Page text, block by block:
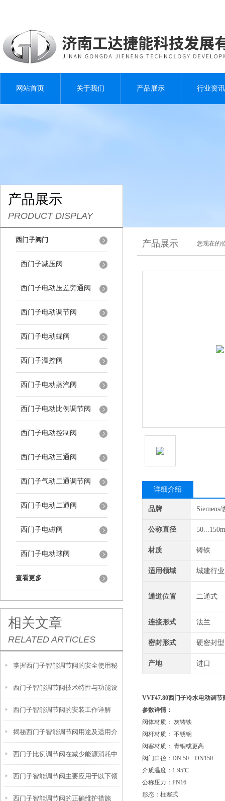
网站首页 关于我们 产品展示 行业资讯
产品展示
PRODUCT DISPLAY
西门子阀门
西门子减压阀
西门子电动压差旁通阀
西门子电动调节阀
西门子电动蝶阀
西门子温控阀
西门子电动蒸汽阀
西门子电动比例调节阀
西门子电动控制阀
西门子电动三通阀
西门子气动二通调节阀
西门子电动二通阀
西门子电磁阀
西门子电动球阀
查看更多
相关文章
RELATED ARTICLES
掌握西门子智能调节阀的安全使用秘
籍
西门子智能调节阀技术特性与功能设
计解读
西门子智能调节阀的安装工作详解
揭秘西门子智能调节阀用途及适用介
质
西门子比例调节阀在减少能源消耗中
的贡献
西门子智能调节阀主要应用于以下领
域中
西门子智能调节阀的正确维护措施
产品展示 您现在的
详细介绍
品牌
公称直径
材质 铸铁
适用领域 城建行
通道位置 二通式
连接形式 法兰
密封形式 硬密封型
产地 进口
VVF47.80西门子冷水电动调节
参数详情：
阀体材质： 灰铸铁
阀杆材质： 不锈钢
阀塞材质： 青铜或更高
阀门口径：DN 50…DN150
介质温度：1-95℃
公称压力：PN16
形态：柱塞式